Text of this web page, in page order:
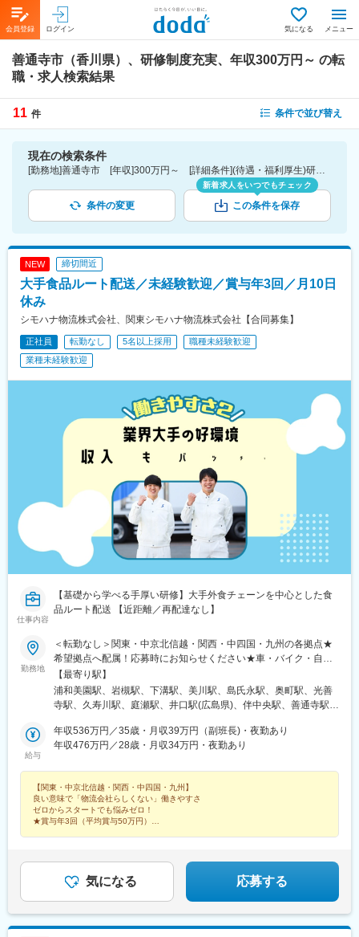
会員登録 ログイン 気になる メニュー
善通寺市（香川県）、研修制度充実、年収300万円～ の転
職・求人検索結果
11 件 条件で並び替え
現在の検索条件
[勤務地]善通寺市 [年収]300万円～ [詳細条件](待遇・福利厚生)研修制度充実
条件の変更
新着求人をいつでもチェック
この条件を保存
NEW 締切間近
大手食品ルート配送／未経験歓迎／賞与年3回／月10日
休み
シモハナ物流株式会社、関東シモハナ物流株式会社【合同募集】
正社員 転勤なし 5名以上採用
職種未経験歓迎
業種未経験歓迎
仕事内容
【基礎から学べる手厚い研修】大手外食チェーンを中心とした食
品ルート配送 【近距離／再配達なし】
勤務地
＜転勤なし＞関東・中京北信越・関西・中四国・九州の各拠点★
希望拠点へ配属！応募時にお知らせください★車・バイク・自転
車通勤可／無料駐車場有【関東】浦和営業所／埼玉県さいたま市
岩槻第一営業所／埼玉県さいたま市厚木営業所／神奈川県厚木市
【中京北信越】石川営業所／石川県能美郡尾張一宮営業所・一宮
接地は高槻第三営業所になります。住所：〒569-0841 大阪府高
槻市西面北２丁目25-1甲子園第二営業所／兵庫県西宮市【中国】
広島西第一営業所／広島県広島市沼田第二営業所／広島県広島市
善通寺営業所／香川県善通寺市愛媛営業所／愛媛県西条市【九
州】福岡第一営業所／福岡県糟屋郡鹿児島営業所／鹿児島県鹿児
島市※室内原則禁煙／屋外喫煙スペース有※各社共通
【最寄り駅】
浦和美園駅、岩槻駅、下溝駅、美川駅、島氏永駅、奥町駅、光善
寺駅、久寿川駅、庭瀬駅、井口駅(広島県)、伴中央駅、善通寺駅、
給与
年収536万円／35歳・月収39万円（副班長)・夜勤あり
年収476万円／28歳・月収34万円・夜勤あり
【関東・中京北信越・関西・中四国・九州】
良い意味で「物流会社らしくない」働きやすさ
ゼロからスタートでも悩みゼロ！
★賞与年3回（平均賞与50万円）
気になる 応募する